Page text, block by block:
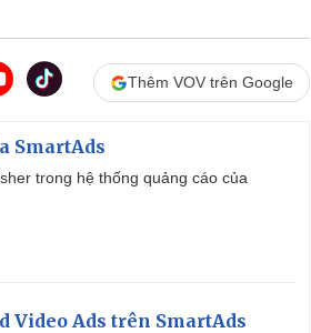
Thêm VOV trên Google
SmartAds
trong hệ thống quảng cáo của
Video Ads trên SmartAds